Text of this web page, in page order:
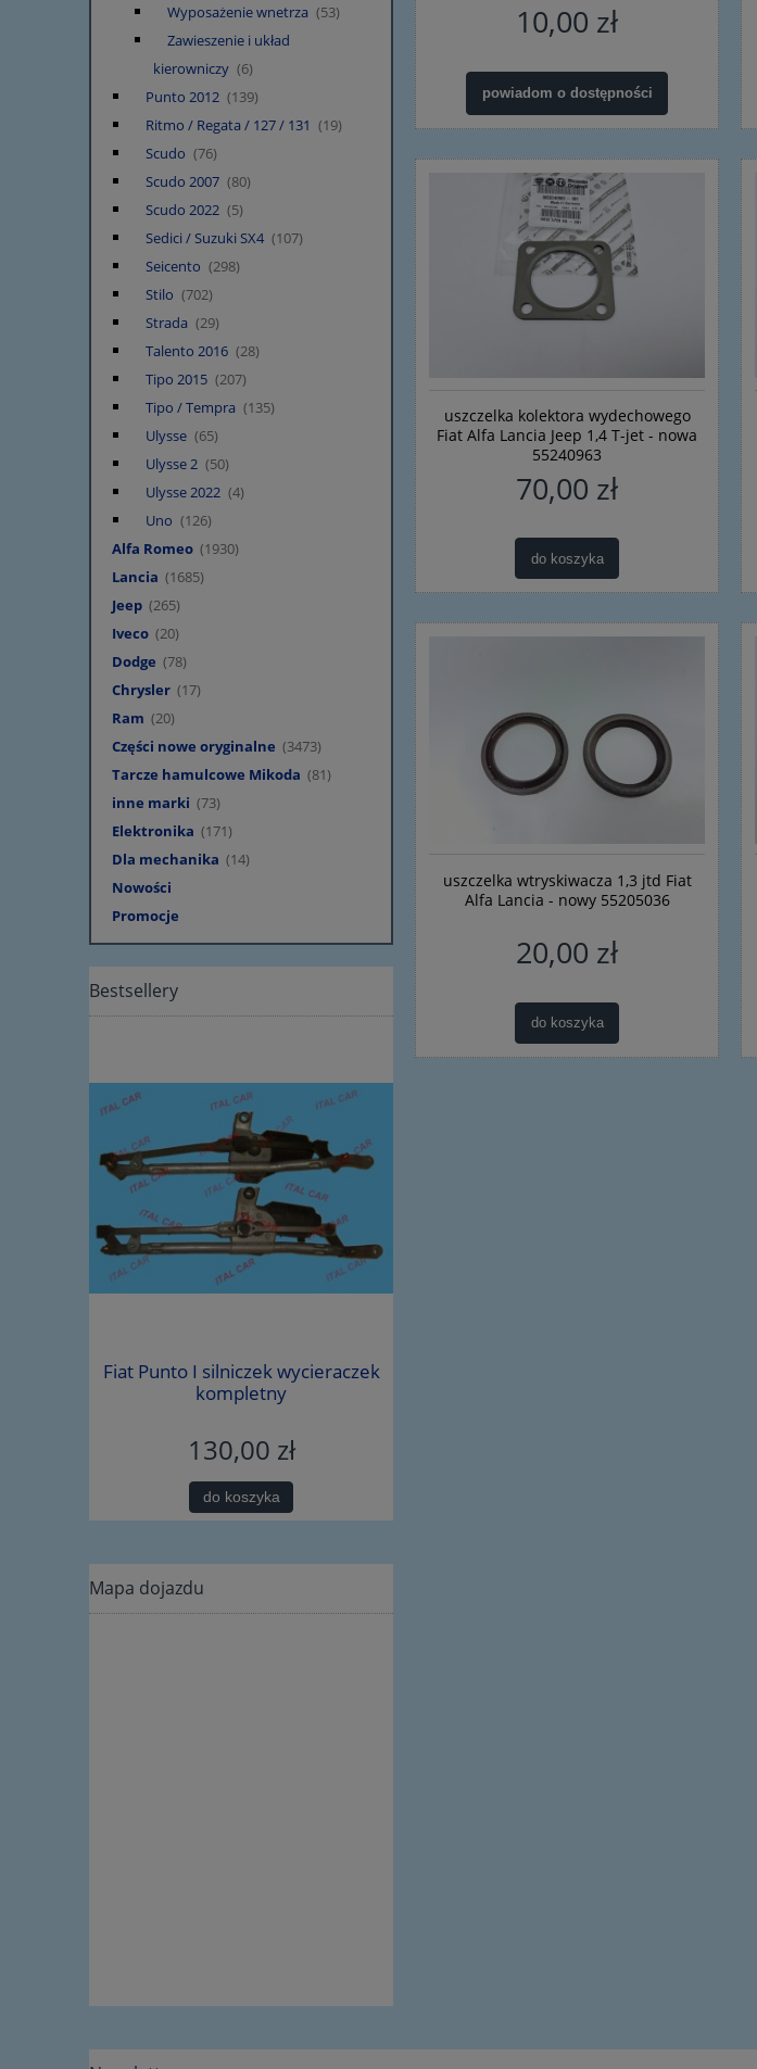
Wyposażenie wnetrza (53)
Zawieszenie i układ
kierowniczy (6)
Punto 2012 (139)
Ritmo / Regata / 127 / 131 (19)
Scudo (76)
Scudo 2007 (80)
Scudo 2022 (5)
Sedici / Suzuki SX4 (107)
Seicento (298)
Stilo (702)
Strada (29)
Talento 2016 (28)
Tipo 2015 (207)
Tipo / Tempra (135)
Ulysse (65)
Ulysse 2 (50)
Ulysse 2022 (4)
Uno (126)
Alfa Romeo (1930)
Lancia (1685)
Jeep (265)
Iveco (20)
Dodge (78)
Chrysler (17)
Ram (20)
Części nowe oryginalne (3473)
Tarcze hamulcowe Mikoda (81)
inne marki (73)
Elektronika (171)
Dla mechanika (14)
Nowości
Promocje
Bestsellery
Fiat Punto I silniczek wycieraczek
kompletny
130,00 zł
do koszyka
Mapa dojazdu
10,00 zł
powiadom o dostępności
uszczelka kolektora wydechowego
Fiat Alfa Lancia Jeep 1,4 T-jet - nowa
55240963
70,00 zł
do koszyka
uszczelka wtryskiwacza 1,3 jtd Fiat
Alfa Lancia - nowy 55205036
20,00 zł
do koszyka